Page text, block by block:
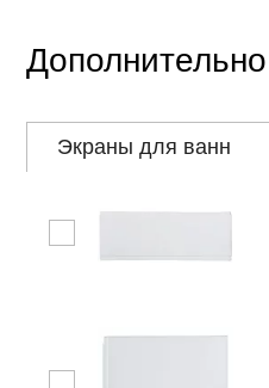
Дополнительно
Экраны для ванн